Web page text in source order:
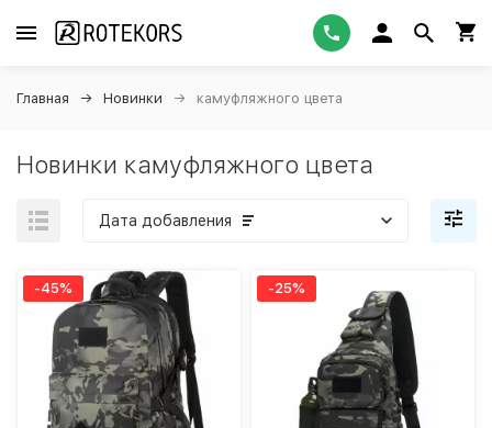
Главная Новинки камуфляжного цвета
Новинки камуфляжного цвета
Дата добавления
-45% -25%